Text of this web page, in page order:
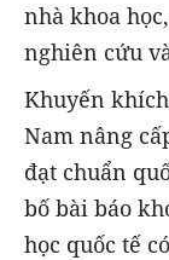
nhà khoa
nghiên cứu
Khuyến
Nam nâng
đạt chuẩn
bố bài báo
học quốc tế